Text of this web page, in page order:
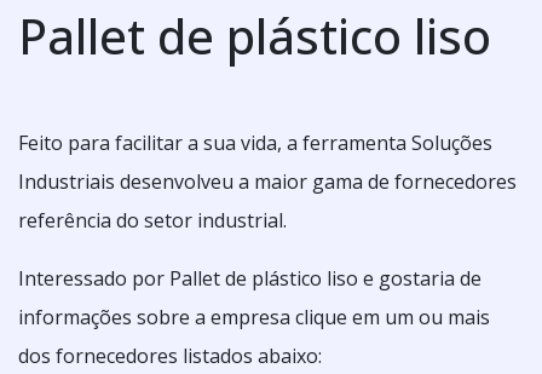
Pallet de plástico liso
Feito para facilitar a sua vida, a ferramenta Soluções
Industriais desenvolveu a maior gama de fornecedores
referência do setor industrial.
Interessado por Pallet de plástico liso e gostaria de
informações sobre a empresa clique em um ou mais
dos fornecedores listados abaixo: